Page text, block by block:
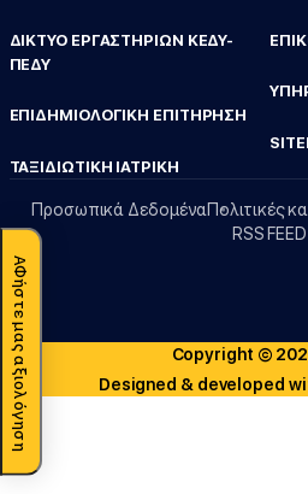
ΑΦήστε μας αξιολόγηση
ΔΙΚΤΥΟ ΕΡΓΑΣΤΗΡΙΩΝ ΚΕΔΥ-
ΠΕΔΥ
ΕΠΙΔΗΜΙΟΛΟΓΙΚΗ ΕΠΙΤΗΡΗΣΗ
ΤΑΞΙΔΙΩΤΙΚΗ ΙΑΤΡΙΚΗ
Προσωπικά ΔεδομέναΠολιτικές
RSS FEED
Copyright ©
Designed & developed